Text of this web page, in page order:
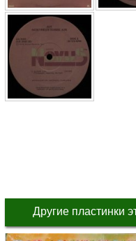
Другие пластинки